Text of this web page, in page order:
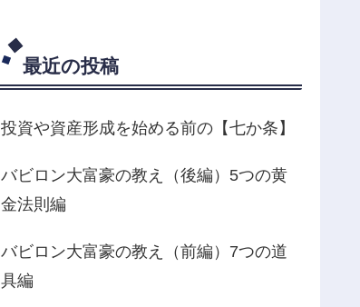
最近の投稿
投資や資産形成を始める前の【七か条】
バビロン大富豪の教え（後編）5つの黄
金法則編
バビロン大富豪の教え（前編）7つの道
具編